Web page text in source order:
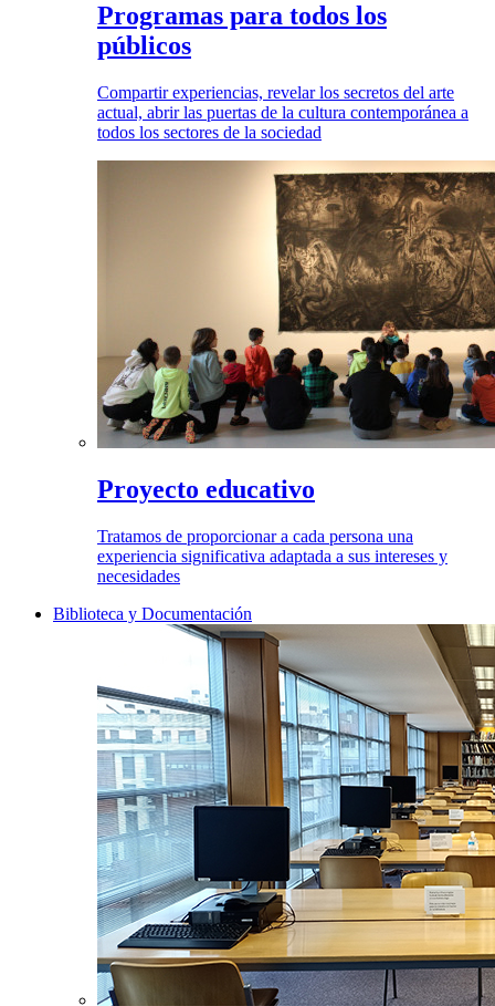
Programas para todos los
públicos
Compartir experiencias, revelar los secretos del arte
actual, abrir las puertas de la cultura contemporánea a
todos los sectores de la sociedad
Proyecto educativo
Tratamos de proporcionar a cada persona una
experiencia significativa adaptada a sus intereses y
necesidades
Biblioteca y Documentación